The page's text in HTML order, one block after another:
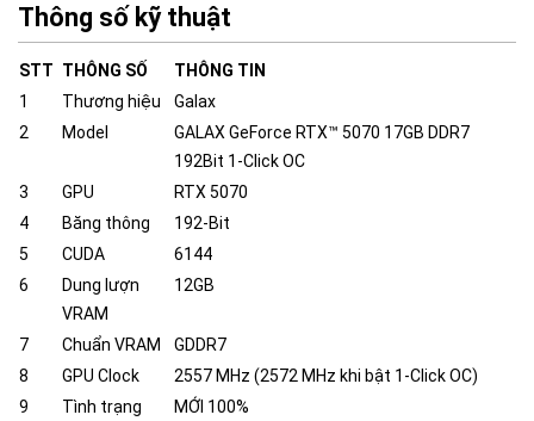
Thông số kỹ thuật
STT THÔNG SỐ
THÔNG TIN
1
Thương hiệu
Galax
2
Model
GALAX GeForce RTX™ 5070 17GB DDR7
192Bit 1-Click OC
3
GPU
RTX 5070
4
Băng thông
192-Bit
5
CUDA
6144
6
Dung lượn
VRAM
12GB
7 Chuẩn VRAM
GDDR7
8
GPU Clock
2557 MHz (2572 MHz khi bật 1-Click OC)
9
Tình trạng MỚI 100%